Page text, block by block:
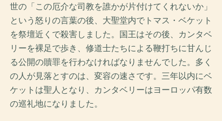
世の「この厄介な司教を誰かが片付けてくれないか」
という怒りの言葉の後、大聖堂内でトマス・ベケット
を祭壇近くで殺害しました。国王はその後、カンタベ
リーを裸足で歩き、修道士たちによる鞭打ちに甘んじ
る公開の贖罪を行わなければなりませんでした。多く
の人が見落とすのは、変容の速さです。三年以内にベ
ケットは聖人となり、カンタベリーはヨーロッパ有数
の巡礼地になりました。